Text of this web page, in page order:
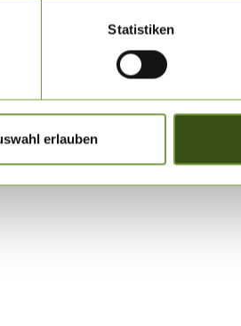
Statistiken
erlauben